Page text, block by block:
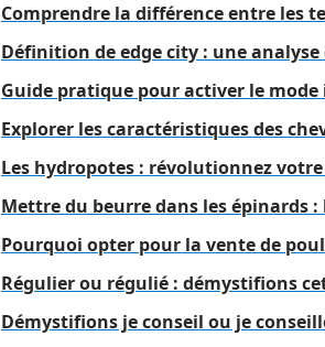
Comprendre la différence entre les
Définition de edge city : une
Guide pratique pour activer le
Explorer les caractéristiques des
Les hydropotes : révolutionnez
Mettre du beurre dans les épinards
Pourquoi opter pour la vente de
Régulier ou régulié : démystifions
Démystifions je conseil ou je